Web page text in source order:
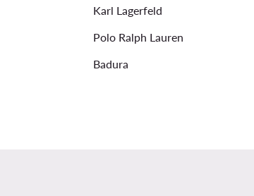
Karl Lagerfeld
Polo Ralph Lauren
Badura